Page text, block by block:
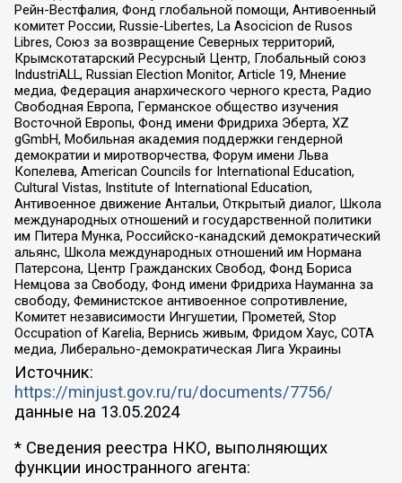
Рейн-Вестфалия, Фонд глобальной помощи, Антивоенный
комитет России, Russie-Libertes, La Asocicion de Rusos
Libres, Союз за возвращение Северных территорий,
Крымскотатарский Ресурсный Центр, Глобальный союз
IndustriALL, Russian Election Monitor, Article 19, Мнение
медиа, Федерация анархического черного креста, Радио
Свободная Европа, Германское общество изучения
Восточной Европы, Фонд имени Фридриха Эберта, XZ
gGmbH, Мобильная академия поддержки гендерной
демократии и миротворчества, Форум имени Льва
Копелева, American Councils for International Education,
Cultural Vistas, Institute of International Education,
Антивоенное движение Антальи, Открытый диалог, Школа
международных отношений и государственной политики
им Питера Мунка, Российско-канадский демократический
альянс, Школа международных отношений им Нормана
Патерсона, Центр Гражданских Свобод, Фонд Бориса
Немцова за Свободу, Фонд имени Фридриха Науманна за
свободу, Феминистское антивоенное сопротивление,
Комитет независимости Ингушетии, Прометей, Stop
Occupation of Karelia, Вернись живым, Фридом Хаус, СОТА
медиа, Либерально-демократическая Лига Украины
Источник:
https://minjust.gov.ru/ru/documents/7756/
данные на 13.05.2024
* Сведения реестра НКО, выполняющих
функции иностранного агента: